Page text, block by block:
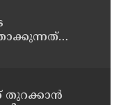
തുറക്കാന്‍